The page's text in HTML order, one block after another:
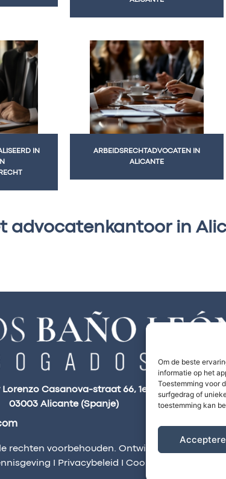
Om de beste
informatie op het
Toestemming voor
surfgedrag of
toestemming kan
IN
ARBEIDSRECHTADVOCATEN IN
ALICANTE
advocatenkantoor in
Lorenzo Casanova-straat 66, 1e A
03003 Alicante (Spanje)
rechten voorbehouden. Ontwikkeld door
Privacybeleid Cookiebeleid